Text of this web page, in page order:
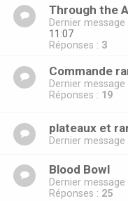
Through the
Dernier message
11:07
Réponses : 3
Commande
Dernier message
Réponses : 19
plateaux et
Dernier message
Blood Bowl
Dernier message
Réponses : 25